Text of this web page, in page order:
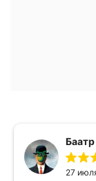
Баатр
27